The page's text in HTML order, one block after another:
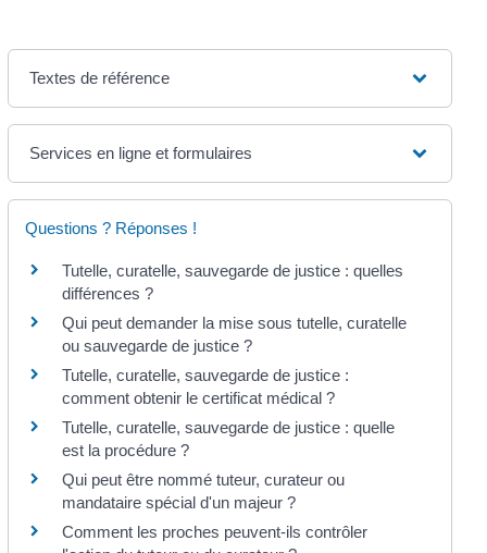
Textes de référence
Services en ligne et formulaires
Questions ? Réponses !
Tutelle, curatelle, sauvegarde de justice : quelles
différences ?
Qui peut demander la mise sous tutelle, curatelle
ou sauvegarde de justice ?
Tutelle, curatelle, sauvegarde de justice :
comment obtenir le certificat médical ?
Tutelle, curatelle, sauvegarde de justice : quelle
est la procédure ?
Qui peut être nommé tuteur, curateur ou
mandataire spécial d'un majeur ?
Comment les proches peuvent-ils contrôler